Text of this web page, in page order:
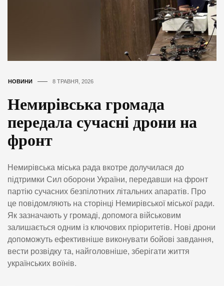
НОВИНИ 8 ТРАВНЯ, 2026
Немирівська громада
передала сучасні дрони на
фронт
Немирівська міська рада вкотре долучилася до
підтримки Сил оборони України, передавши на фронт
партію сучасних безпілотних літальних апаратів. Про
це повідомляють на сторінці Немирівської міської ради.
Як зазначають у громаді, допомога військовим
залишається одним із ключових пріоритетів. Нові дрони
допоможуть ефективніше виконувати бойові завдання,
вести розвідку та, найголовніше, зберігати життя
українських воїнів.